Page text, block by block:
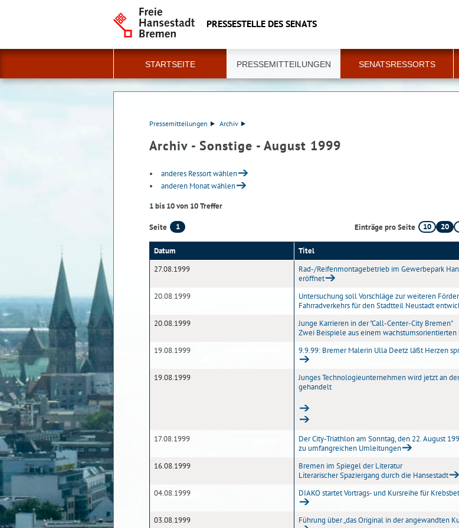
PRESSESTELLE DES SENATS
STARTSEITE PRESSEMITTEILUNGEN SENATSRESSORTS
Pressemitteilungen Archiv
Archiv - Sonstige - August 1999
anderes Ressort wählen
anderen Monat wählen
1 bis 10 von 10 Treffer
Seite 1 Einträge pro Seite 10 20
Datum
Titel
27.08.1999
Rad-/Reifenmontagebetrieb im Gewerbepark
eröffnet
20.08.1999
Untersuchung soll Vorschläge zur weiteren
Fahrradverkehrs für den Stadtteil Neustadt
20.08.1999
Junge Karrieren in der "Call-Center-City Bremen"
Zwei Beispiele aus einem wachstumsorientierten
19.08.1999
9.9.99: Bremer Malerin Ulla Deetz läßt Herzen
19.08.1999
Junges Technologieunternehmen wird jetzt an
gehandelt
17.08.1999
Der City-Triathlon am Sonntag, den 22. August
zu umfangreichen Umleitungen
16.08.1999
Bremen im Spiegel der Literatur
Literarischer Spaziergang durch die Hansestadt
04.08.1999
DIAKO startet Vortrags- und Kursreihe für
03.08.1999 Führung über „das Original in der angewandten